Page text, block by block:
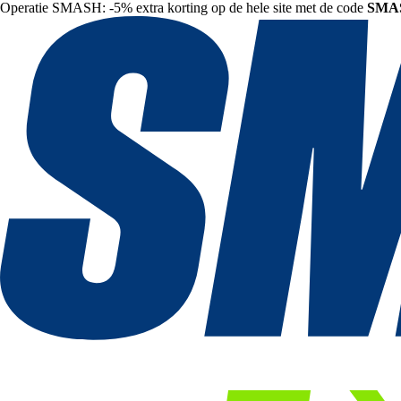
Operatie SMASH: -5% extra korting op de hele site met de code